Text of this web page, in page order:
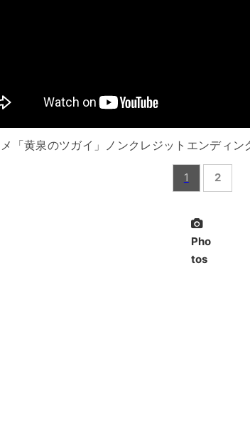
「黄泉のツガイ」ノンクレジットエンディン
1 2
Pho
tos